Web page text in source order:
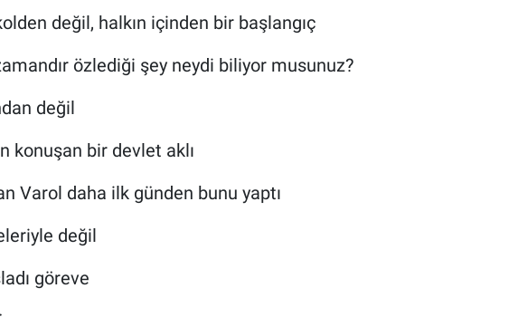
değil, halkın içinden bir başlangıç
özlediği şey neydi biliyor musunuz?
değil
konuşan bir devlet aklı
Varol daha ilk günden bunu yaptı
değil
göreve